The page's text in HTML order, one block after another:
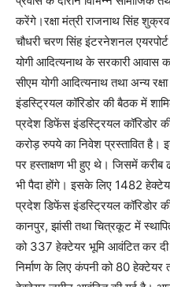
करेंगे।रक्षा मंत्री राजनाथ सिंह
चौधरी चरण सिंह इंटरनेशनल
योगी आदित्यनाथ के सरकारी आवास
सीएम योगी आदित्यनाथ तथा अन्य
इंडस्ट्रियल कॉरिडोर की बैठक में
प्रदेश डिफेंस इंडस्ट्रियल कॉरिडोर
करोड़ रुपये का निवेश प्रस्तावित
पर हस्ताक्षण भी हुए थे। जिसमें
भी पैदा होंगे। इसके लिए 1482
प्रदेश डिफेंस इंडस्ट्रियल
कानपुर, झांसी तथा चित्रकूट में
को 337 हेक्टेयर भूमि आवंटित कर
निर्माण के लिए कंपनी को 80 हेक्टेयर